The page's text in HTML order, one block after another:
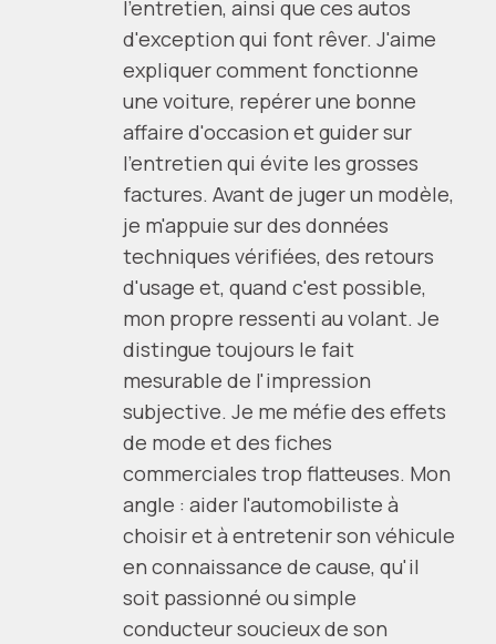
l'entretien, ainsi que ces autos
d'exception qui font rêver. J'aime
expliquer comment fonctionne
une voiture, repérer une bonne
affaire d'occasion et guider sur
l'entretien qui évite les grosses
factures. Avant de juger un modèle,
je m'appuie sur des données
techniques vérifiées, des retours
d'usage et, quand c'est possible,
mon propre ressenti au volant. Je
distingue toujours le fait
mesurable de l'impression
subjective. Je me méfie des effets
de mode et des fiches
commerciales trop flatteuses. Mon
angle : aider l'automobiliste à
choisir et à entretenir son véhicule
en connaissance de cause, qu'il
soit passionné ou simple
conducteur soucieux de son